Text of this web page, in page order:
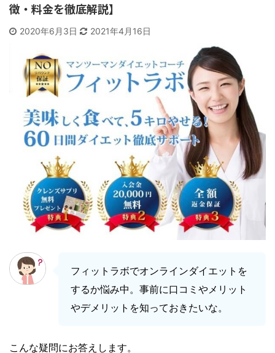
徴・料金を徹底解説】
2020年6月3日 2021年4月16日
フィットラボでオンラインダイエットを
するか悩み中。事前に口コミやメリット
やデメリットを知っておきたいな。
こんな疑問にお答えします。